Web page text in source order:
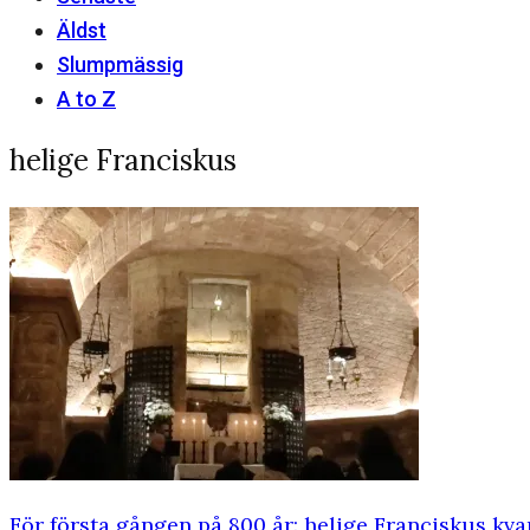
Äldst
Slumpmässig
A to Z
helige Franciskus